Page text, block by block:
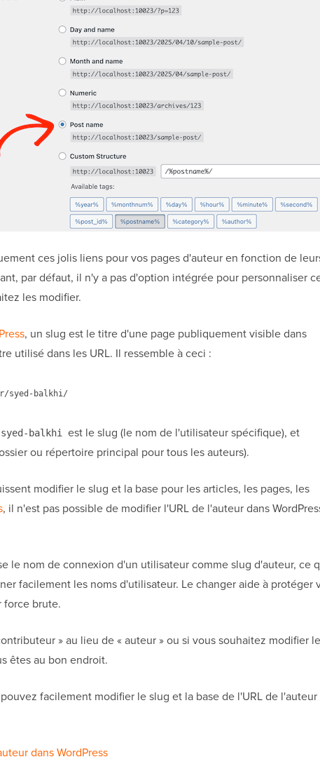
ces jolis liens pour vos pages d'auteur en fonction de
par défaut, il n'y a pas d'option intégrée pour personnaliser
les modifier.
, un slug est le titre d'une page publiquement visible dans
utilisé dans les URL. Il ressemble à ceci :
syed-balkhi est le slug (le nom de l'utilisateur spécifique), et
ou répertoire principal pour tous les auteurs).
modifier le slug et la base pour les articles, les pages, les
, il n'est pas possible de modifier l'URL de l'auteur dans
le nom de connexion d'un utilisateur comme slug d'auteur, ce
facilement les noms d'utilisateur. Le changer aide à protéger
force brute.
» au lieu de « auteur » ou si vous souhaitez modifier
êtes au bon endroit.
facilement modifier le slug et la base de l'URL de l'auteur
dans WordPress